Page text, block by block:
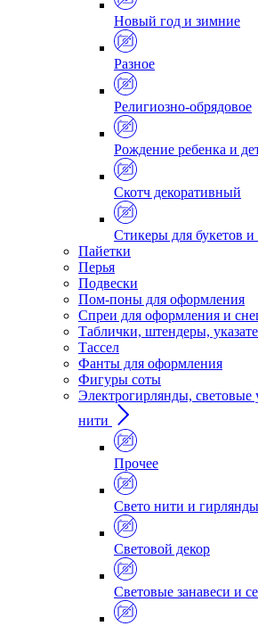
Новый год и зимние
Разное
Религиозно-обрядовое
Рождение ребенка и
Скотч декоративный
Стикеры для букетов и
Пайетки
Перья
Подвески
Пом-поны для оформления
Спреи для оформления и
Таблички, штендеры,
Тассел
Фанты для оформления
Фигуры соты
Электрогирлянды, световые
нити
Прочее
Свето нити и гирлянды
Световой декор
Световые занавеси и